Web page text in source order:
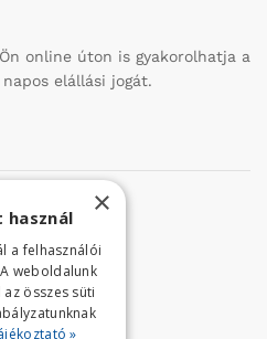
online úton is gyakorolhatja a
elállási jogát.
út 17.
423-324
771
×
használ
a felhasználói
weboldalunk
összes süti
»